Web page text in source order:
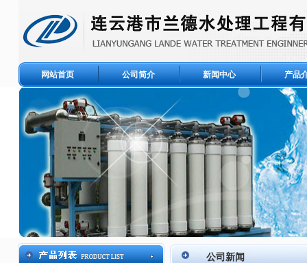
网站首页 公司简介 新闻中心 产品
公司新闻